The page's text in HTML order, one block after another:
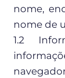
nome,
nome de
1.2